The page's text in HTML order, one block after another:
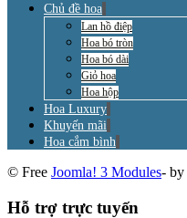
Chủ đề hoa
Lan hồ điệp
Hoa bó tròn
Hoa bó dài
Giỏ hoa
Hoa hộp
Hoa Luxury
Khuyến mãi
Hoa cắm bình
© Free Joomla! 3 Modules- by
Hỗ trợ trực tuyến